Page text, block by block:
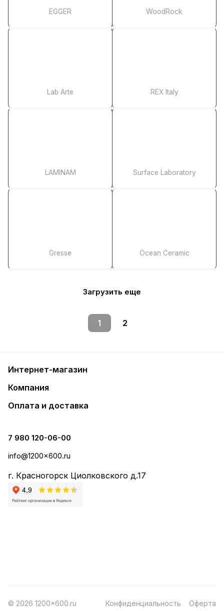
EGGER WoodRock
Lab Arte REX Italy
LAMINAM Surface Laboratory
Gresse Ocean Ceramic
Загрузить еще
1 2
Интернет-магазин
Компания
Оплата и доставка
7 980 120-06-00
info@1200x600.ru
г. Красногорск Циолковского д.17
© 2026 1200x600.ru Конфиденциальность Оферта